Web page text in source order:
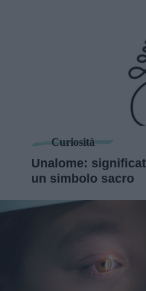
Curiosità
Unalome:
un simbolo sacro